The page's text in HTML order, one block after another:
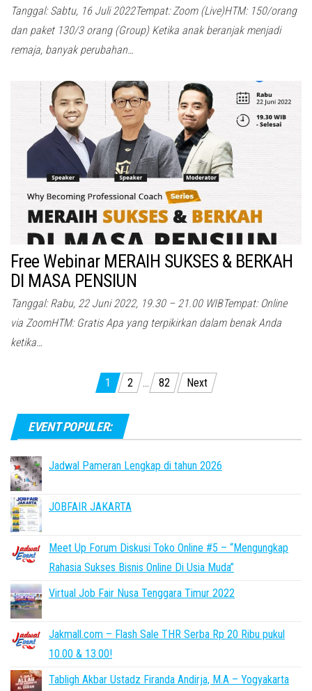
Tanggal: Sabtu, 16 Juli 2022Tempat: Zoom (Live)HTM: 150/orang
dan paket 130/3 orang (Group) Ketika anak beranjak menjadi
remaja, banyak perubahan…
Free Webinar MERAIH SUKSES & BERKAH
DI MASA PENSIUN
Tanggal: Rabu, 22 Juni 2022, 19.30 – 21.00 WIBTempat: Online
via ZoomHTM: Gratis Apa yang terpikirkan dalam benak Anda
ketika…
pagination
1 2 … 82 Next
EVENT POPULER:
Jadwal Pameran Lengkap di tahun 2026
JOBFAIR JAKARTA
Meet Up Forum Diskusi Toko Online #5 – “Mengungkap
Rahasia Sukses Bisnis Online Di Usia Muda”
Virtual Job Fair Nusa Tenggara Timur 2022
Jakmall.com – Flash Sale THR Serba Rp 20 Ribu pukul
10.00 & 13.00!
Tabligh Akbar Ustadz Firanda Andirja, M.A – Yogyakarta